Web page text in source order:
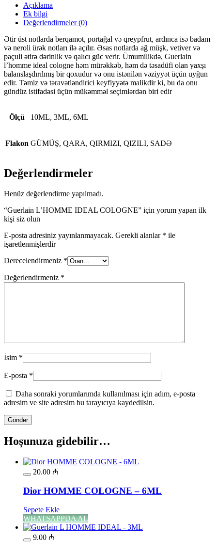
Açıklama
Ek bilgi
Değerlendirmeler (0)
Ətir üst notlarda berqamot, portağal və qreypfrut, ardınca isə badam
və neroli ürək notları ilə açılır. Əsas notlarda ağ müşk, vetiver və
paçuli ətirə dərinlik və qalıcı güc verir. Ümumilikdə, Guerlain
l’homme ideal cologne həm mürəkkəb, həm də təsadüfi olan yaxşı
balanslaşdırılmış bir qoxudur və onu istənilən vəziyyət üçün uyğun
edir. Təmiz və təravətləndirici keyfiyyətə malikdir ki, bu da onu
gündüz istifadəsi üçün mükəmməl seçimlərdən biri edir
Ölçü 10ML, 3ML, 6ML
Flakon GÜMÜŞ, QARA, QIRMIZI, QIZILI, SADƏ
Değerlendirmeler
Henüz değerlendirme yapılmadı.
“Guerlain L’HOMME IDEAL COLOGNE” için yorum yapan ilk
kişi siz olun
E-posta adresiniz yayınlanmayacak. Gerekli alanlar * ile
işaretlenmişlerdir
Derecelendirmeniz *
Değerlendirmeniz *
İsim *
E-posta *
Daha sonraki yorumlarımda kullanılması için adım, e-posta
adresim ve site adresim bu tarayıcıya kaydedilsin.
Hoşunuza gidebilir…
20.00 ₼
Dior HOMME COLOGNE – 6ML
Sepete Ekle
WHATSAPPDA AL
9.00 ₼